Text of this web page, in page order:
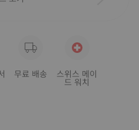
무료 배송 스위스 메이
드 워치